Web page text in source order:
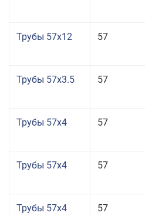
Трубы 57x12 57
Трубы 57x3.5 57
Трубы 57x4 57
Трубы 57x4 57
Трубы 57x4 57